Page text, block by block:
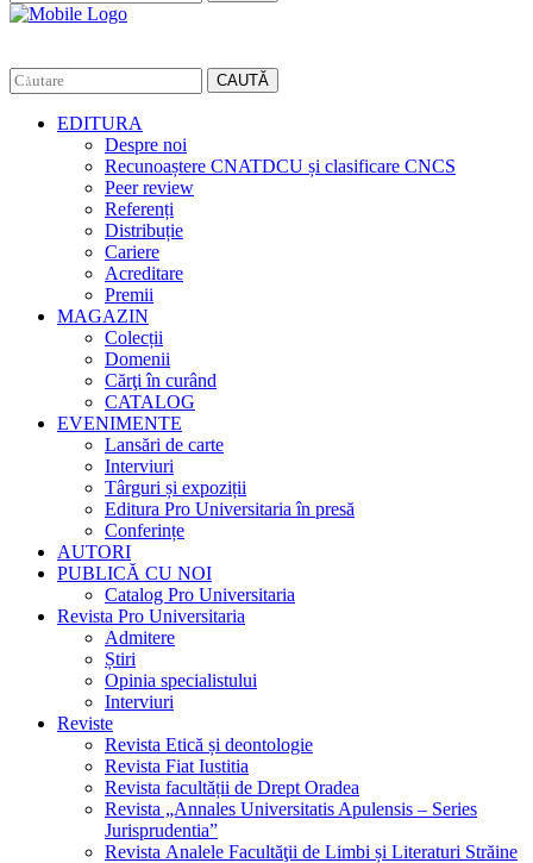
CAUTĂ
EDITURA
Despre noi
Recunoaștere CNATDCU și clasificare CNCS
Peer review
Referenți
Distribuție
Cariere
Acreditare
Premii
MAGAZIN
Colecții
Domenii
Cărţi în curând
CATALOG
EVENIMENTE
Lansări de carte
Interviuri
Târguri și expoziții
Editura Pro Universitaria în presă
Conferințe
AUTORI
PUBLICĂ CU NOI
Catalog Pro Universitaria
Revista Pro Universitaria
Admitere
Știri
Opinia specialistului
Interviuri
Reviste
Revista Etică și deontologie
Revista Fiat Iustitia
Revista facultății de Drept Oradea
Revista „Annales Universitatis Apulensis – Series
Jurisprudentia”
Revista Analele Facultăţii de Limbi și Literaturi Străine